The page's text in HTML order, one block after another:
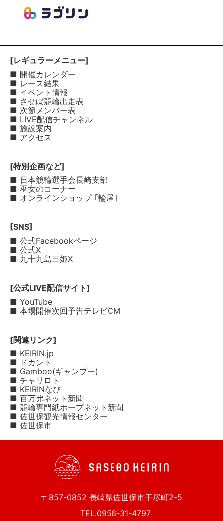
[レギュラーメニュー]
■ 開催カレンダー
■ レース結果
■ イベント情報
■ させぼ競輪出走表
■ 次節メンバー表
■ LIVE配信チャンネル
■ 施設案内
■ アクセス
[特別企画など]
■ 日本競輪選手会長崎支部
■ 巫女のコーナー
■ オンラインショップ ｢輪屋｣
[SNS]
■ 公式Facebookページ
■ 公式X
■ 九十九島三姫X
[公式LIVE配信サイト]
■ YouTube
■ 本場開催次回予告テレビCM
[関連リンク]
■ KEIRIN.jp
■ ドカント
■ Gamboo(ギャンブー)
■ チャリロト
■ KEIRINなび
■ 百万弗ネット新聞
■ 競輪専門紙ホープネット新聞
■ 佐世保観光情報センター
■ 佐世保市
〒857-0852 長崎県佐世保市干尽町2-5
TEL.0956-31-4797